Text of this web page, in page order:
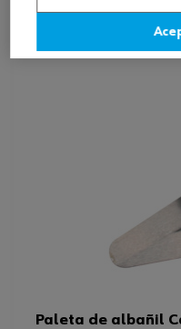
Paleta de albañil